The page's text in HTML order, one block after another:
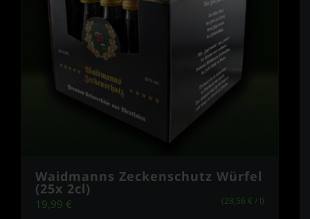
Waidmanns Zeckenschutz Würfel
(25x 2cl)
19,99 € (28,56 € / l)